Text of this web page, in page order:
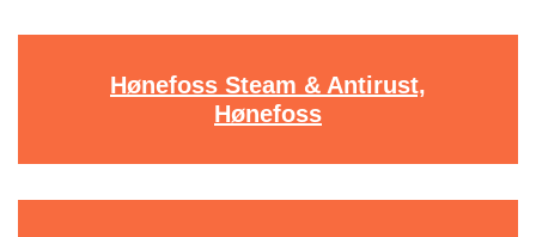
Hønefoss Steam & Antirust,
Hønefoss